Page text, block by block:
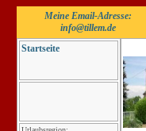
Meine Email-Adresse:
info@tillem.de
Startseite